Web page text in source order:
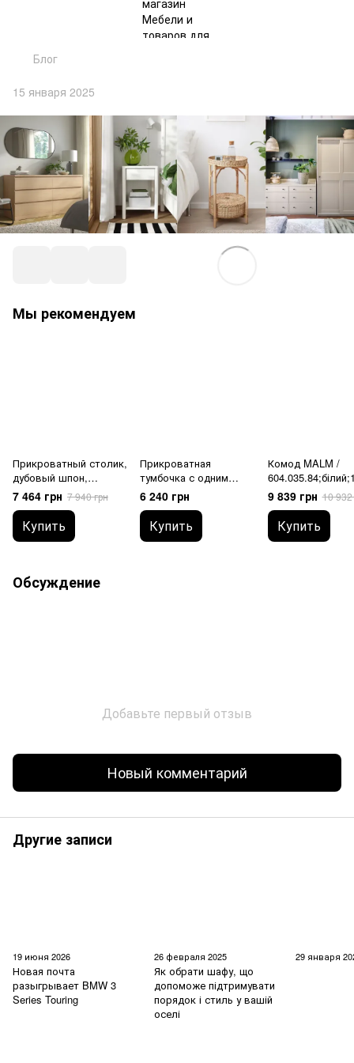
Блог
15 января 2025
Мы рекомендуем
Прикроватный столик,
дубовый шпон,
40x40x59 см TONSTAD
/ 804.893.22
7 464 грн 7 940 грн
Купить
Прикроватная
тумбочка с одним
выдвижным ящиком и
полкой/серая,
53x43x69 см
GULLABERG /
6 240 грн
Купить
Комод MALM /
;9 839 грн 10 932
Купить
Обсуждение
Добавьте первый отзыв
Новый комментарий
Другие записи
19 июня 2026
Новая почта
разыгрывает BMW 3
Series Touring
26 февраля 2025
Як обрати шафу, що
допоможе підтримувати
порядок і стиль у вашій
оселі
29 января